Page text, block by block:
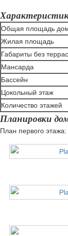
Общая площадь
Жилая площадь
Габариты без террас
Мансарда
Бассейн
Цокольный этаж
Количество этажей
Планировки
План первого этажа: